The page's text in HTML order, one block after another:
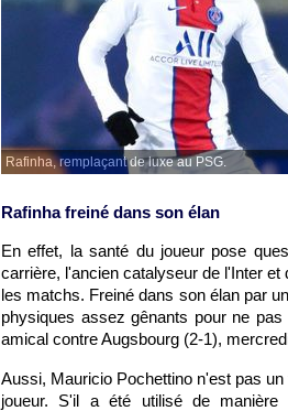
Rafinha, remplaçant de luxe au PSG.
Rafinha freiné dans son élan
En effet, la santé du joueur pose
carrière, l'ancien catalyseur de l'Inter
les matchs. Freiné dans son élan par
physiques assez gênants pour ne
amical contre Augsbourg (2-1),
Aussi, Mauricio Pochettino n'est pas un
joueur. S'il a été utilisé de manière